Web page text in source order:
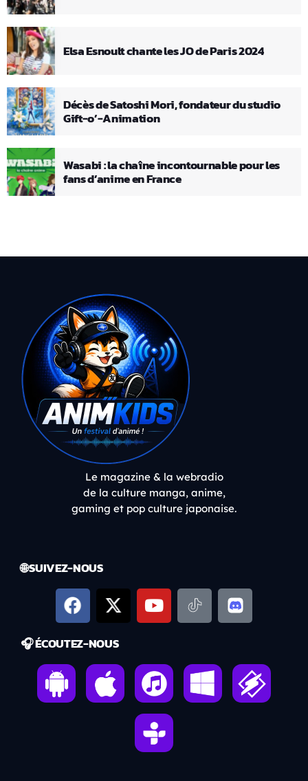
Elsa Esnoult chante les JO de Paris 2024
Décès de Satoshi Mori, fondateur du studio
Gift-o’-Animation
Wasabi : la chaîne incontournable pour les
fans d’anime en France
Le magazine & la webradio
de la culture manga, anime,
gaming et pop culture japonaise.
🌐 SUIVEZ-NOUS
🎧 ÉCOUTEZ-NOUS